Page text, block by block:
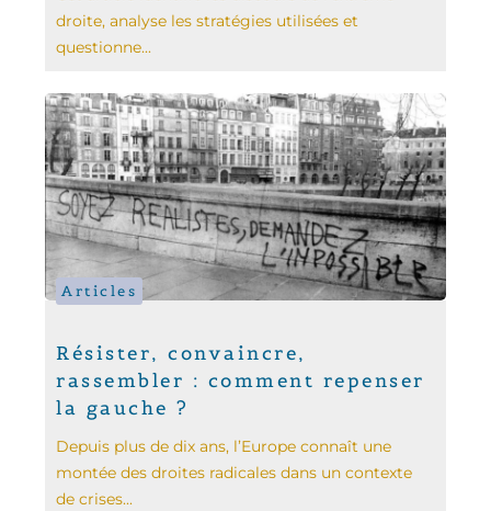
droite, analyse les stratégies utilisées et
questionne...
Articles
Résister, convaincre,
rassembler : comment repenser
la gauche ?
Depuis plus de dix ans, l’Europe connaît une
montée des droites radicales dans un contexte
de crises...